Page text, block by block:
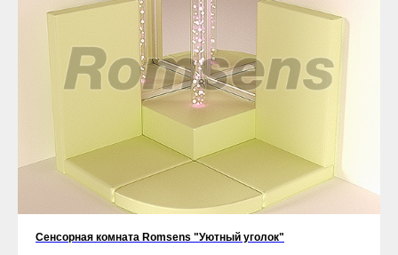
Сенсорная комната Romsens "Уютный уголок"